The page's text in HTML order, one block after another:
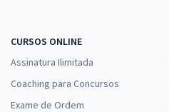
CURSOS ONLINE
Assinatura Ilimitada
Coaching para Concursos
Exame de Ordem